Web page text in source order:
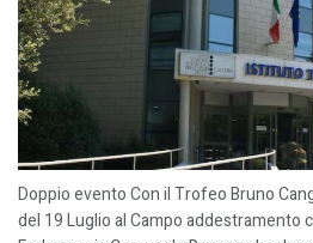
Doppio evento Con il Trofeo Bruno
del 19 Luglio al Campo addestramento